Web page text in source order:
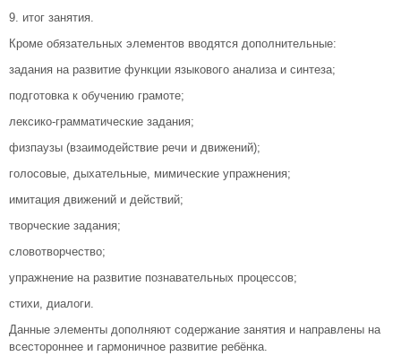
9. итог занятия.
Кроме обязательных элементов вводятся дополнительные:
задания на развитие функции языкового анализа и синтеза;
подготовка к обучению грамоте;
лексико-грамматические задания;
физпаузы (взаимодействие речи и движений);
голосовые, дыхательные, мимические упражнения;
имитация движений и действий;
творческие задания;
словотворчество;
упражнение на развитие познавательных процессов;
стихи, диалоги.
Данные элементы дополняют содержание занятия и направлены на
всестороннее и гармоничное развитие ребёнка.